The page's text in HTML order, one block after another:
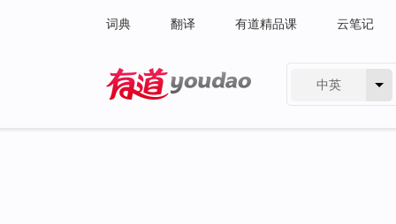
词典 翻译 有道精品课 云笔记
中英